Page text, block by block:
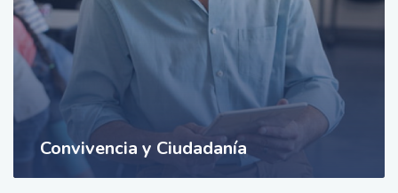
Convivencia y Ciudadanía